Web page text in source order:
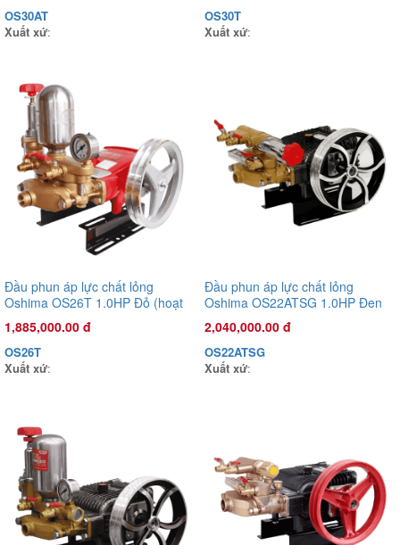
COV22C
Xuất xứ
Đầu phun áp lực chất lỏng Oshima OS45AST 2.0HP Xanh đậm
(hoạt động bằng sức kéo động cơ)
5,500,000.00 đ
OS45AST
OS30AT
Xuất xứ:
OS30T
Xuất xứ:
Đầu phun áp lực chất lỏng
Oshima OS26T 1.0HP Đỏ (hoạt
động bằng sức kéo động cơ)
1,885,000.00 đ
OS26T
Xuất xứ:
Đầu phun áp lực chất lỏng
Oshima OS22ATSG 1.0HP Đen
(hoạt động bằng sức kéo động
cơ) (pittông sứ)
2,040,000.00 đ
OS22ATSG
Xuất xứ: